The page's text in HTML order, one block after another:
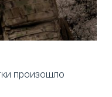
произошло